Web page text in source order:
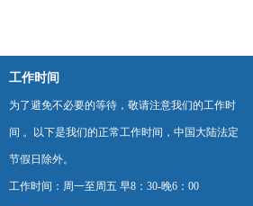
工作时间
为了避免不必要的等待，敬请注意我们的工作时
间 。以下是我们的正常工作时间，中国大陆法定
节假日除外。
工作时间：周一至周五 早8：30-晚6：00